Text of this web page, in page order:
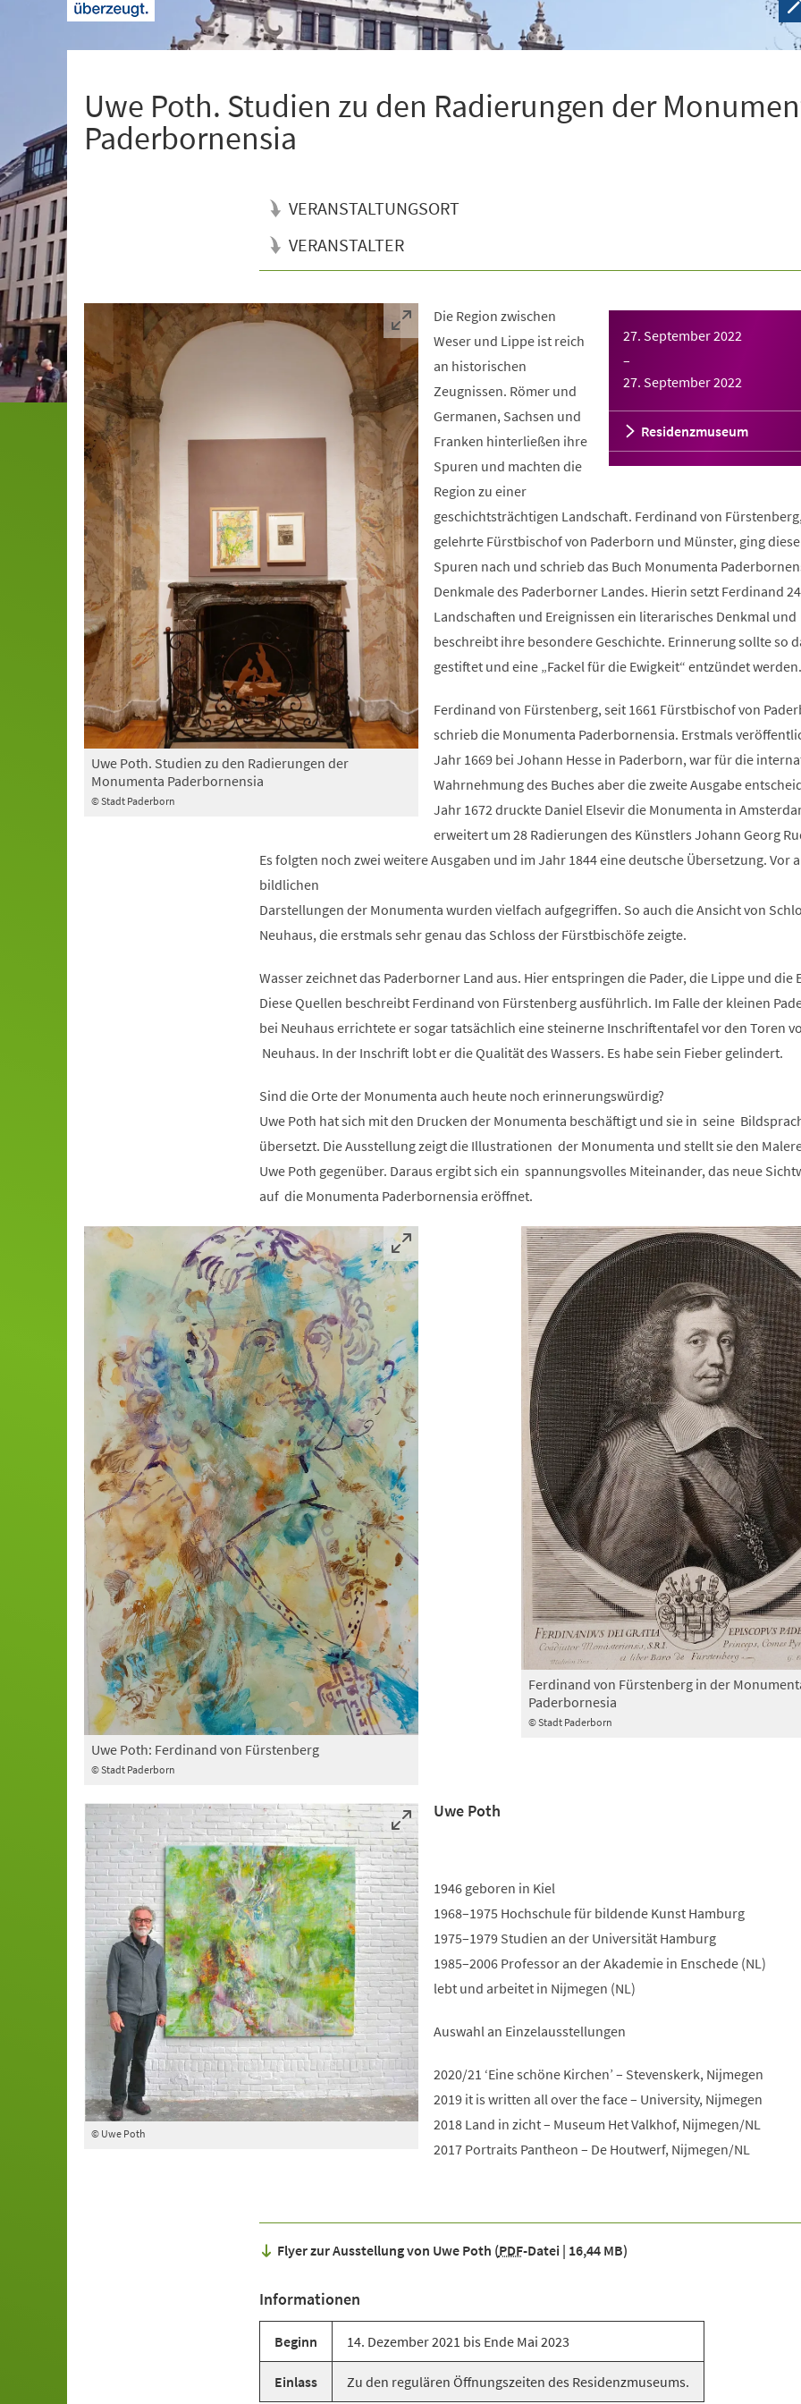
Uwe Poth. Studien zu den Radierungen der
Paderbornensia
VERANSTALTUNGSORT
VERANSTALTER
Veranstaltungsinformationen
27. September 2022
–
27. September 2022
Residenzmuseum
© Stadt Paderborn
Uwe Poth. Studien zu den Radierungen der
Monumenta Paderbornensia
Die Region zwischen
Weser und Lippe ist reich
an historischen
Zeugnissen. Römer und
Germanen, Sachsen und
Franken hinterließen ihre
Spuren und machten die
Region zu einer
geschichtsträchtigen Landschaft. Ferdinand von
gelehrte Fürstbischof von Paderborn und Münster, ging
Spuren nach und schrieb das Buch Monumenta
Denkmale des Paderborner Landes. Hierin setzt Ferdinand
Landschaften und Ereignissen ein literarisches Denkmal und
beschreibt ihre besondere Geschichte. Erinnerung sollte so
gestiftet und eine „Fackel für die Ewigkeit“ entzündet
Ferdinand von Fürstenberg, seit 1661 Fürstbischof von
schrieb die Monumenta Paderbornensia. Erstmals
Jahr 1669 bei Johann Hesse in Paderborn, war für die
Wahrnehmung des Buches aber die zweite Ausgabe
Jahr 1672 druckte Daniel Elsevir die Monumenta in
erweitert um 28 Radierungen des Künstlers Johann Georg
Es folgten noch zwei weitere Ausgaben und im Jahr 1844 eine deutsche Übersetzung. Vor
bildlichen
Darstellungen der Monumenta wurden vielfach aufgegriffen. So auch die Ansicht von
Neuhaus, die erstmals sehr genau das Schloss der Fürstbischöfe zeigte.
Wasser zeichnet das Paderborner Land aus. Hier entspringen die Pader, die Lippe und die
Diese Quellen beschreibt Ferdinand von Fürstenberg ausführlich. Im Falle der kleinen
bei Neuhaus errichtete er sogar tatsächlich eine steinerne Inschriftentafel vor den Toren
Neuhaus. In der Inschrift lobt er die Qualität des Wassers. Es habe sein Fieber gelindert.
Sind die Orte der Monumenta auch heute noch erinnerungswürdig?
Uwe Poth hat sich mit den Drucken der Monumenta beschäftigt und sie in seine
übersetzt. Die Ausstellung zeigt die Illustrationen der Monumenta und stellt sie den
Uwe Poth gegenüber. Daraus ergibt sich ein spannungsvolles Miteinander, das neue
auf die Monumenta Paderbornensia eröffnet.
© Stadt Paderborn
Uwe Poth: Ferdinand von Fürstenberg
© Stadt Paderborn
Ferdinand von Fürstenberg in der
Paderbornesia
© Uwe Poth
Uwe Poth
1946 geboren in Kiel
1968–1975 Hochschule für bildende Kunst Hamburg
1975–1979 Studien an der Universität Hamburg
1985–2006 Professor an der Akademie in Enschede (NL)
lebt und arbeitet in Nijmegen (NL)
Auswahl an Einzelausstellungen
2020/21 ‘Eine schöne Kirchen’ – Stevenskerk, Nijmegen
2019 it is written all over the face – University, Nijmegen
2018 Land in zicht – Museum Het Valkhof, Nijmegen/NL
2017 Portraits Pantheon – De Houtwerf, Nijmegen/NL
Flyer zur Ausstellung von Uwe Poth PDF-Datei 16,44 MB
Informationen
Beginn 14. Dezember 2021 bis Ende Mai 2023
Einlass Zu den regulären Öffnungszeiten des Residenzmuseums.